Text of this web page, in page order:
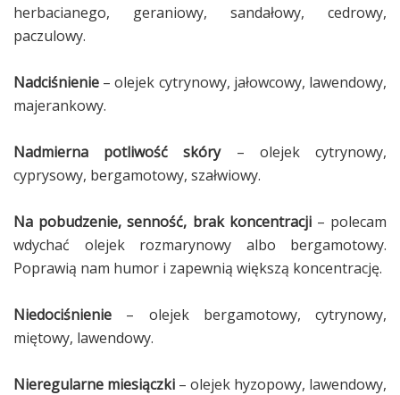
herbacianego, geraniowy, sandałowy, cedrowy,
paczulowy.
Nadciśnienie – olejek cytrynowy, jałowcowy, lawendowy,
majerankowy.
Nadmierna potliwość skóry– olejek cytrynowy,
cyprysowy, bergamotowy, szałwiowy.
Na pobudzenie, senność, brak koncentracji– polecam
wdychać olejek rozmarynowy albo bergamotowy.
Poprawią nam humor i zapewnią większą koncentrację.
Niedociśnienie – olejek bergamotowy, cytrynowy,
miętowy, lawendowy.
Nieregularne miesiączki – olejek hyzopowy, lawendowy,